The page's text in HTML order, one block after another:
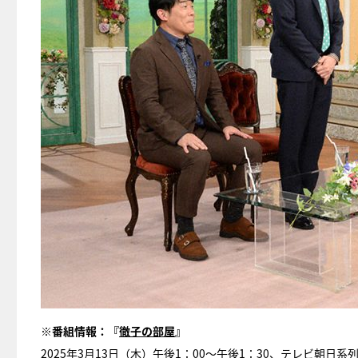
※番組情報：『徹子の部屋』
2025年3月13日（木）午後1：00～午後1：30、テレビ朝日系列